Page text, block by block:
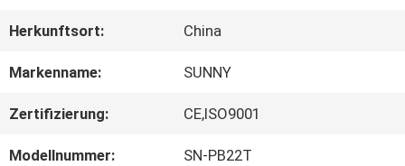
VIDEOS
Herkunftsort: China
Markenname: SUNNY
Zertifizierung: CE,ISO9001
Modellnummer: SN-PB22T